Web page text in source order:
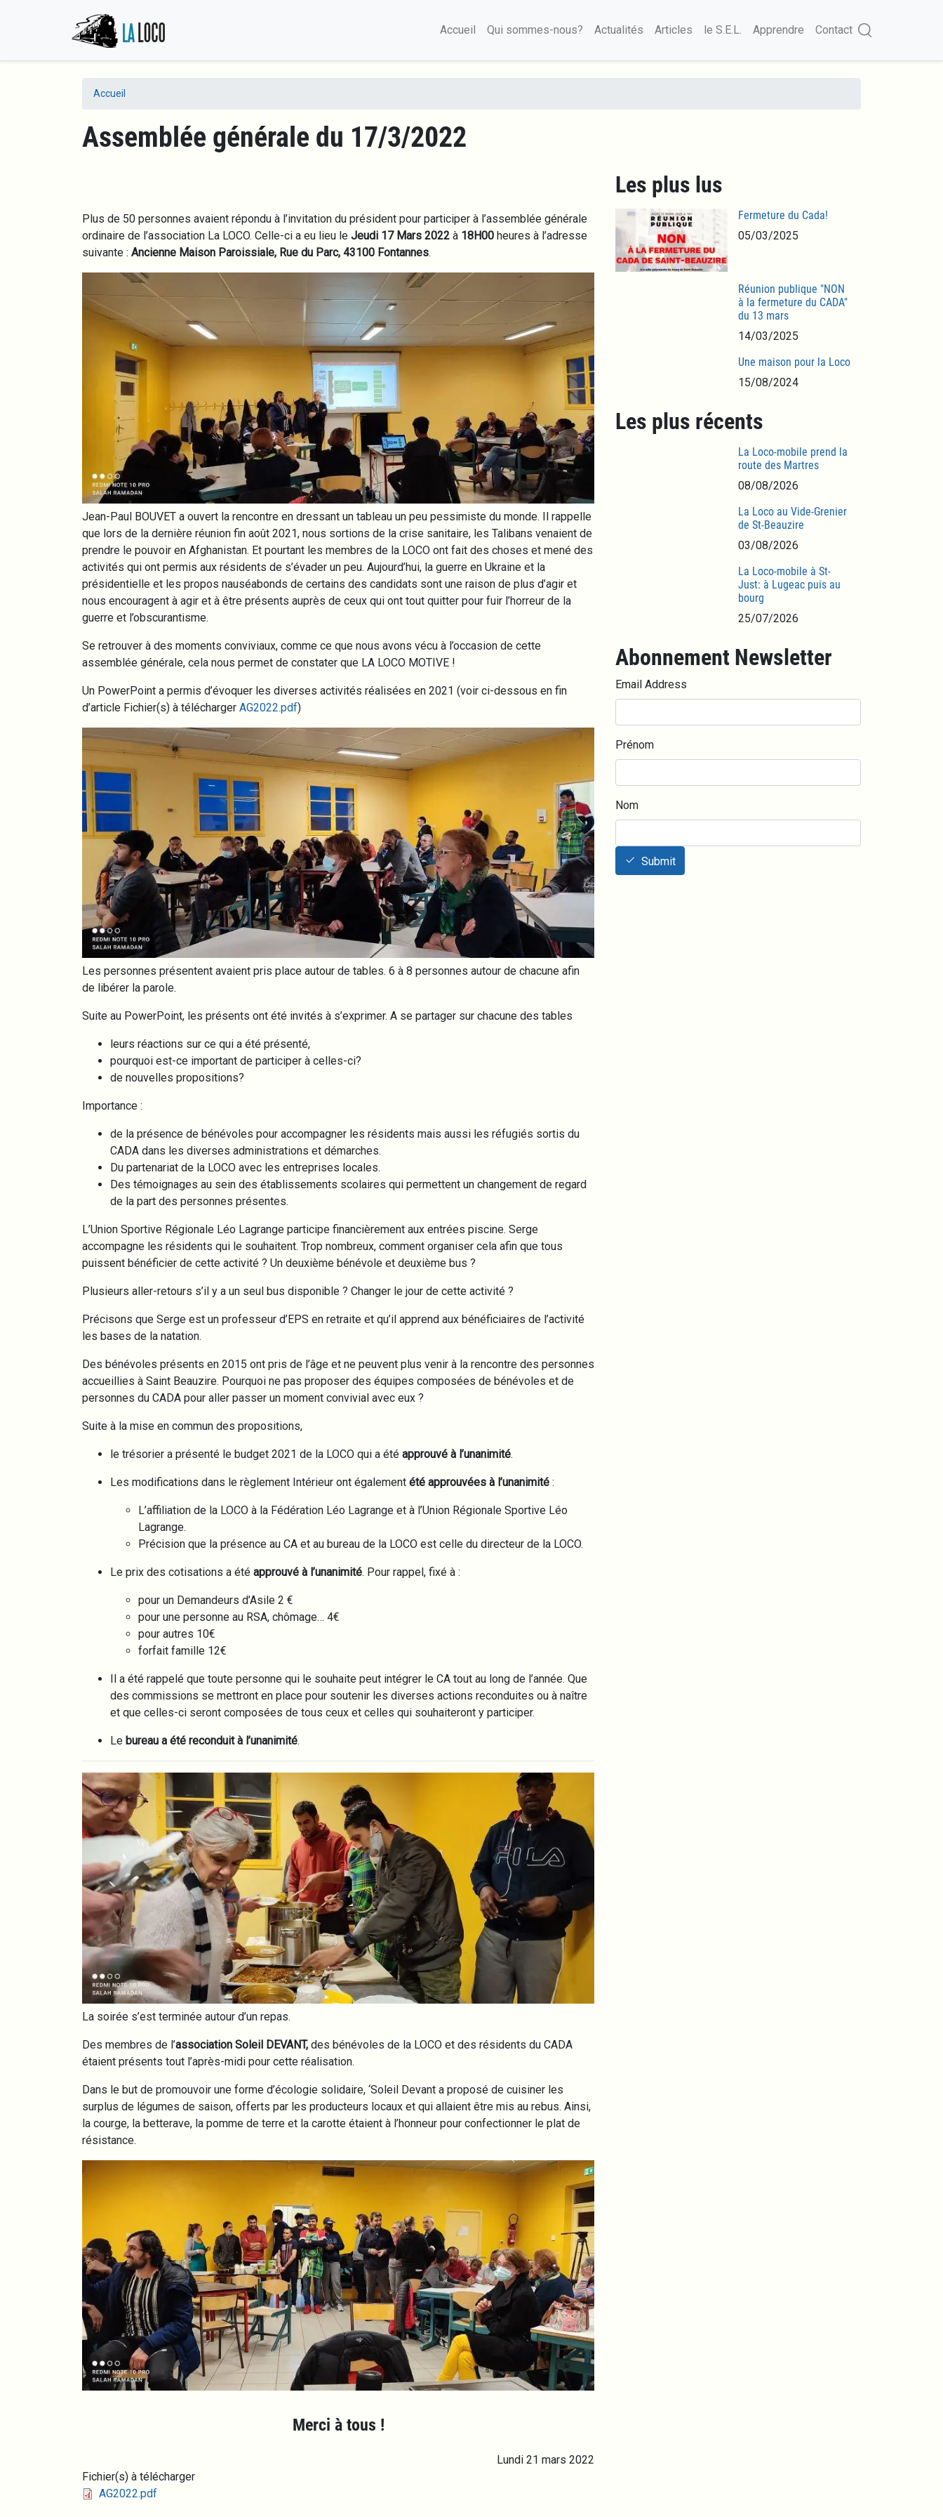
au
principal
Navigation principale
Accueil Qui sommes-nous? Actualités Articles le S.E.L. Apprendre Contact
Accueil
Assemblée générale du 17/3/2022
Plus de 50 personnes avaient répondu à l’invitation du président pour participer à l’assemblée générale
ordinaire de l’association La LOCO. Celle-ci a eu lieu le Jeudi 17 Mars 2022 à 18H00 heures à l’adresse
suivante : Ancienne Maison Paroissiale, Rue du Parc, 43100 Fontannes.
Jean-Paul BOUVET a ouvert la rencontre en dressant un tableau un peu pessimiste du monde. Il rappelle
que lors de la dernière réunion fin août 2021, nous sortions de la crise sanitaire, les Talibans venaient de
prendre le pouvoir en Afghanistan. Et pourtant les membres de la LOCO ont fait des choses et mené des
activités qui ont permis aux résidents de s’évader un peu. Aujourd’hui, la guerre en Ukraine et la
présidentielle et les propos nauséabonds de certains des candidats sont une raison de plus d’agir et
nous encouragent à agir et à être présents auprès de ceux qui ont tout quitter pour fuir l’horreur de la
guerre et l’obscurantisme.
Se retrouver à des moments conviviaux, comme ce que nous avons vécu à l’occasion de cette
assemblée générale, cela nous permet de constater que LA LOCO MOTIVE !
Un PowerPoint a permis d’évoquer les diverses activités réalisées en 2021 (voir ci-dessous en fin
d’article Fichier(s) à télécharger AG2022.pdf)
Les personnes présentent avaient pris place autour de tables. 6 à 8 personnes autour de chacune afin
de libérer la parole.
Suite au PowerPoint, les présents ont été invités à s’exprimer. A se partager sur chacune des tables
leurs réactions sur ce qui a été présenté,
pourquoi est-ce important de participer à celles-ci?
de nouvelles propositions?
Importance :
de la présence de bénévoles pour accompagner les résidents mais aussi les réfugiés sortis du
CADA dans les diverses administrations et démarches.
Du partenariat de la LOCO avec les entreprises locales.
Des témoignages au sein des établissements scolaires qui permettent un changement de regard
de la part des personnes présentes.
L’Union Sportive Régionale Léo Lagrange participe financièrement aux entrées piscine. Serge
accompagne les résidents qui le souhaitent. Trop nombreux, comment organiser cela afin que tous
puissent bénéficier de cette activité ? Un deuxième bénévole et deuxième bus ?
Plusieurs aller-retours s’il y a un seul bus disponible ? Changer le jour de cette activité ?
Précisons que Serge est un professeur d’EPS en retraite et qu’il apprend aux bénéficiaires de l’activité
les bases de la natation.
Des bénévoles présents en 2015 ont pris de l’âge et ne peuvent plus venir à la rencontre des personnes
accueillies à Saint Beauzire. Pourquoi ne pas proposer des équipes composées de bénévoles et de
personnes du CADA pour aller passer un moment convivial avec eux ?
Suite à la mise en commun des propositions,
le trésorier a présenté le budget 2021 de la LOCO qui a été approuvé à l’unanimité.
Les modifications dans le règlement Intérieur ont également été approuvées à l’unanimité :
L’affiliation de la LOCO à la Fédération Léo Lagrange et à l’Union Régionale Sportive Léo
Lagrange.
Précision que la présence au CA et au bureau de la LOCO est celle du directeur de la LOCO.
Le prix des cotisations a été approuvé à l’unanimité. Pour rappel, fixé à :
pour un Demandeurs d’Asile 2 €
pour une personne au RSA, chômage… 4€
pour autres 10€
forfait famille 12€
Il a été rappelé que toute personne qui le souhaite peut intégrer le CA tout au long de l’année. Que
des commissions se mettront en place pour soutenir les diverses actions reconduites ou à naître
et que celles-ci seront composées de tous ceux et celles qui souhaiteront y participer.
Le bureau a été reconduit à l’unanimité.
La soirée s’est terminée autour d’un repas.
Des membres de l’association Soleil DEVANT, des bénévoles de la LOCO et des résidents du CADA
étaient présents tout l’après-midi pour cette réalisation.
Dans le but de promouvoir une forme d’écologie solidaire, ‘Soleil Devant a proposé de cuisiner les
surplus de légumes de saison, offerts par les producteurs locaux et qui allaient être mis au rebus. Ainsi,
la courge, la betterave, la pomme de terre et la carotte étaient à l’honneur pour confectionner le plat de
résistance.
Merci à tous !
Lundi 21 mars 2022
Fichier(s) à télécharger
FichierAG2022.pdf
Les plus lus
Fermeture du Cada!
05/03/2025
Réunion publique "NON
à la fermeture du CADA"
du 13 mars
14/03/2025
Une maison pour la Loco
15/08/2024
Les plus récents
La Loco-mobile prend la
route des Martres
08/08/2026
La Loco au Vide-Grenier
de St-Beauzire
03/08/2026
La Loco-mobile à St-
Just: à Lugeac puis au
bourg
25/07/2026
Abonnement Newsletter
Email Address
Prénom
Nom
Submit